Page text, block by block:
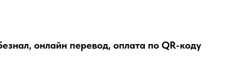
онлайн перевод, оплата по QR-коду